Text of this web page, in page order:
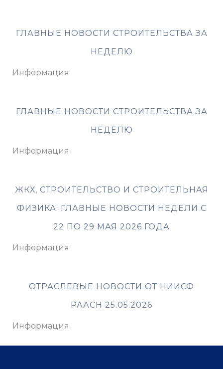
ГЛАВНЫЕ НОВОСТИ СТРОИТЕЛЬСТВА ЗА
НЕДЕЛЮ
Информация
ГЛАВНЫЕ НОВОСТИ СТРОИТЕЛЬСТВА ЗА
НЕДЕЛЮ
Информация
ЖКХ, СТРОИТЕЛЬСТВО И СТРОИТЕЛЬНАЯ
ФИЗИКА: ГЛАВНЫЕ НОВОСТИ НЕДЕЛИ С
22 ПО 29 МАЯ 2026 ГОДА
Информация
ОТРАСЛЕВЫЕ НОВОСТИ ОТ НИИСФ
РААСН 25.05.2026
Информация